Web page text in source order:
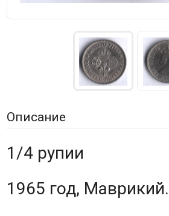
Описание
1/4 рупии
1965 год, Маврикий.